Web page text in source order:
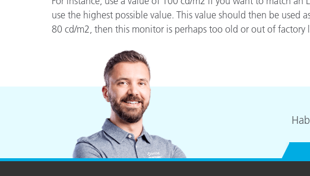
Kunststoff
use the highest possible value. This value should then be
80 cd/m2, then this monitor is perhaps too old or out of factory